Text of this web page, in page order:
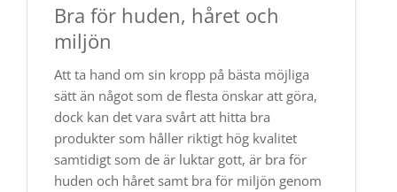
Bra för huden, håret och
miljön
Att ta hand om sin kropp på bästa möjliga
sätt än något som de flesta önskar att göra,
dock kan det vara svårt att hitta bra
produkter som håller riktigt hög kvalitet
samtidigt som de är luktar gott, är bra för
huden och håret samt bra för miljön genom